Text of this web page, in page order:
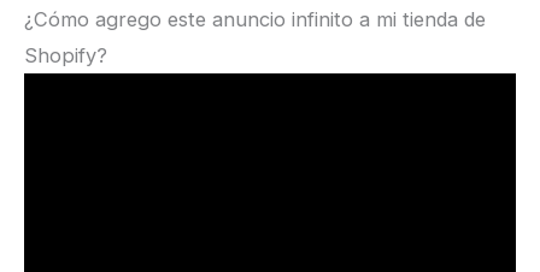
¿Cómo agrego este anuncio infinito a mi tienda de
Shopify?